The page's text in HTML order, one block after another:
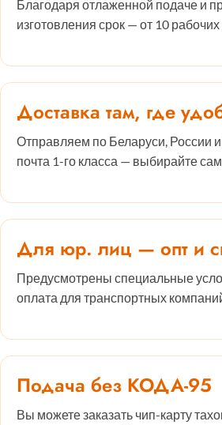
Благодаря отлаженной подаче и
изготовления срок — от 10 рабочих
Доставка там, где
Отправляем по Беларуси, России
почта 1-го класса — выбирайте
Для юр. лиц — опт и
Предусмотрены специальные
оплата для транспортных
Подача без КОДА-95
Вы можете заказать чип-карту